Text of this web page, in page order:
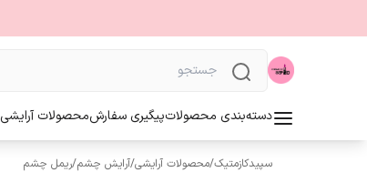
دسته‌بندی محصولاتپیگیری سفارشمحصولات آرایشی
سپیدکازمتیک/محصولات آرایشی/آرایش چشم/ریمل چشم